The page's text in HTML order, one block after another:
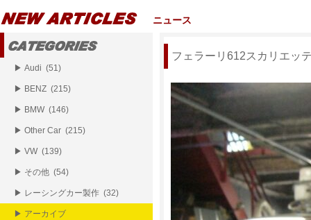
ニュース
フェラーリ612スカリエッ
▶ Audi (51)
▶ BENZ (215)
▶ BMW (146)
▶ Other Car (215)
▶ VW (139)
▶ その他 (54)
▶ レーシングカー製作 (32)
▶ アーカイブ